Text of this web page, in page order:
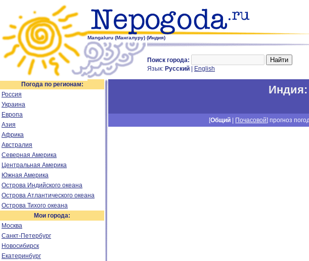
Mangaluru (Мангалуру) (Индия)
Поиск города:
Язык: Русский English
Погода по регионам:
Россия
Украина
Европа
Азия
Африка
Австралия
Северная Америка
Центральная Америка
Южная Америка
Острова Индийского океана
Острова Атлантического океана
Острова Тихого океана
Мои города:
Москва
Санкт-Петербург
Новосибирск
Екатеринбург
Индия:
[Общий Почасовой] прогноз